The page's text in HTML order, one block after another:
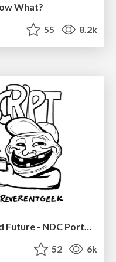
What?
55 8.2k
JavaScript: Past, Present, and Future - NDC Porto 2020
52 6k